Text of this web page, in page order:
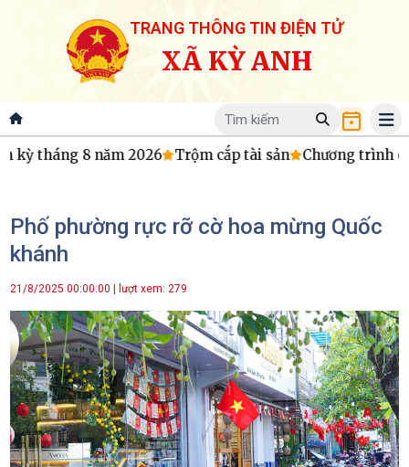
TRANG THÔNG TIN ĐIỆN TỬ
XÃ KỲ ANH
tháng 8 năm 2026 Trộm cắp tài sản Chương trình
Phố phường rực rỡ cờ hoa mừng Quốc
khánh
21/8/2025 00:00:00 | lượt xem: 279